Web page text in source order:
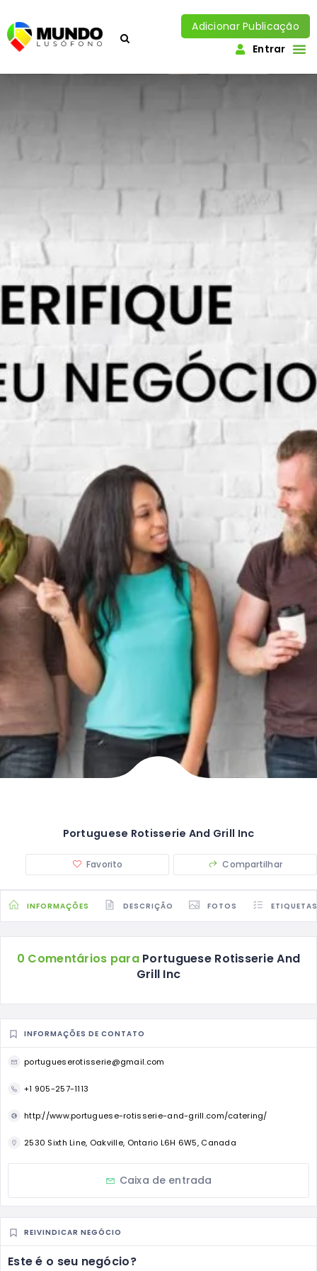
Adicionar Publicação
Entrar
Portuguese Rotisserie And Grill Inc
Favorito Compartilhar
INFORMAÇÕES DESCRIÇÃO FOTOS ETIQUETAS
0 Comentários paraPortuguese Rotisserie And
Grill Inc
INFORMAÇÕES DE CONTATO
portugueserotisserie@gmail.com
+1 905-257-1113
http://www.portuguese-rotisserie-and-grill.com/catering/
2530 Sixth Line, Oakville, Ontario L6H 6W5, Canada
Caixa de entrada
REIVINDICAR NEGÓCIO
Este é o seu negócio?